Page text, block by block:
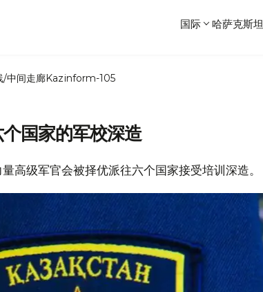
国际 哈萨克斯坦
/中间走廊Kazinform-105
国家的军校深造
高级军官会被择优派往六个国家接受培训深造。